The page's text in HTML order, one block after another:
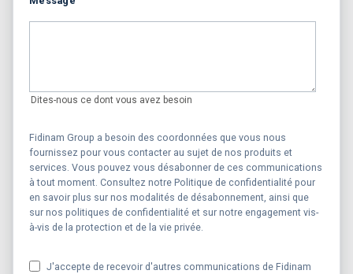
Dites-nous ce dont vous avez besoin
Fidinam Group a besoin des coordonnées que vous nous
fournissez pour vous contacter au sujet de nos produits et
services. Vous pouvez vous désabonner de ces communications
à tout moment. Consultez notre Politique de confidentialité pour
en savoir plus sur nos modalités de désabonnement, ainsi que
sur nos politiques de confidentialité et sur notre engagement vis-
à-vis de la protection et de la vie privée.
J'accepte de recevoir d'autres communications de Fidinam